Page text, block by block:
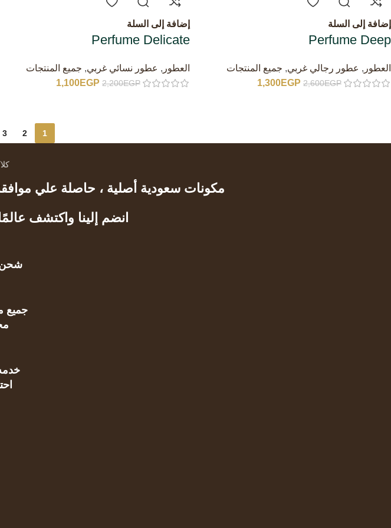
إضافة إلى السلة
Perfume Deep
العطور , عطور رجالي غربي, جميع المنتجات
2,600EGP
1,300EGP
إضافة إلى السلة
Perfume Delicate
العطور , عطور نسائي غربي, جميع المنتجات
2,200EGP
1,100EGP
1
2
3
مكونات سعودية أصلية ، حاصلة علي موافقة
انضم إلينا واكتشف
شحن
جميع